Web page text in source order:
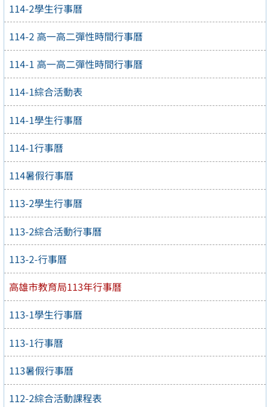
114-2學生行事曆
114-2 高一高二彈性時間行事曆
114-1 高一高二彈性時間行事曆
114-1綜合活動表
114-1學生行事曆
114-1行事曆
114暑假行事曆
113-2學生行事曆
113-2綜合活動行事曆
113-2-行事曆
高雄市教育局113年行事曆
113-1學生行事曆
113-1行事曆
113暑假行事曆
112-2綜合活動課程表